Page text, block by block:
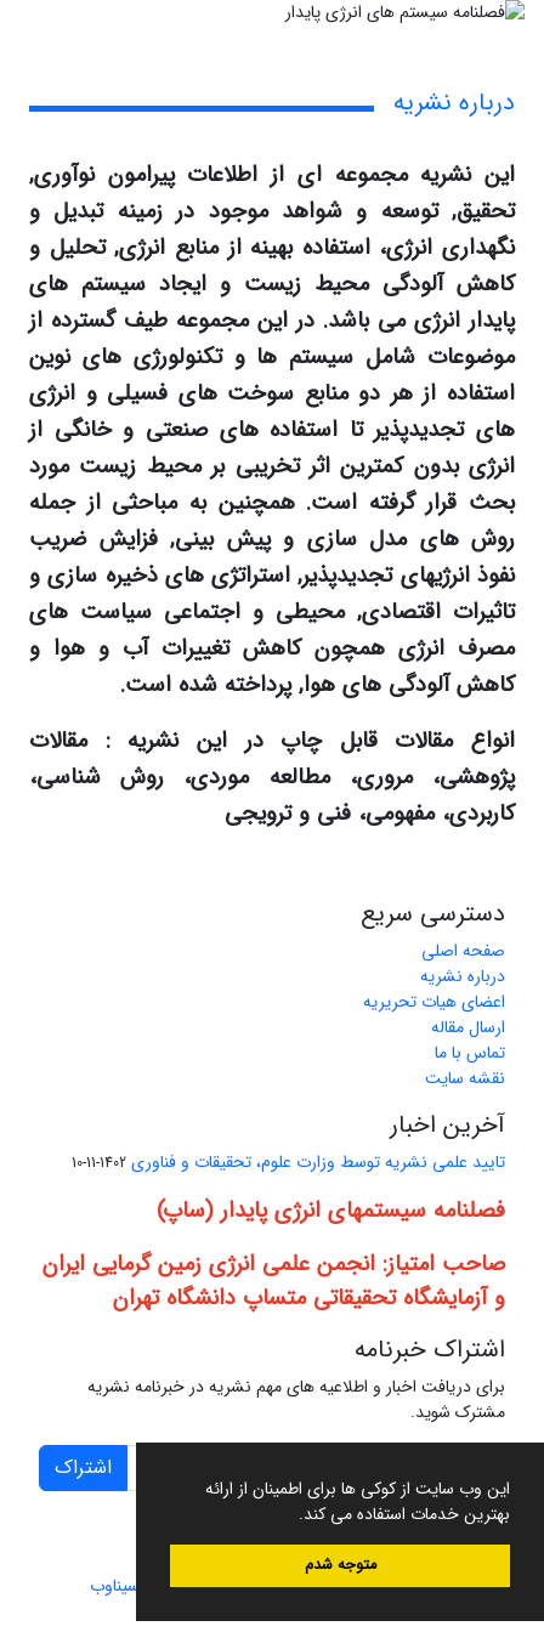
این وب سایت از کوکی ها برای اطمینان از ارائه
بهترین خدمات استفاده می کند.
متوجه شدم
درباره نشریه
این نشریه مجموعه ای از اطلاعات پیرامون نوآوری,
تحقیق, توسعه و شواهد موجود در زمینه تبدیل و
نگهداری انرژی، استفاده بهینه از منابع انرژی, تحلیل و
کاهش آلودگی محیط زیست و ایجاد سیستم های
پایدار انرژی می باشد. در این مجموعه طیف گسترده از
موضوعات شامل سیستم ها و تکنولورژی های نوین
استفاده از هر دو منابع سوخت های فسیلی و انرژی
های تجدیدپذیر تا استفاده های صنعتی و خانگی از
انرژی بدون کمترین اثر تخریبی بر محیط زیست مورد
بحث قرار گرفته است. همچنین به مباحثی از جمله
روش های مدل سازی و پیش بینی, فزایش ضریب
نفوذ انرژیهای تجدیدپذیر, استراتژی های ذخیره سازی و
تاثیرات اقتصادی, محیطی و اجتماعی سیاست های
مصرف انرژی همچون کاهش تغییرات آب و هوا و
کاهش آلودگی های هوا, پرداخته شده است.
انواع مقالات قابل چاپ در این نشریه :مقالات
پژوهشی، مروری، مطالعه موردی، روش شناسی،
کاربردی، مفهومی، فنی و ترویجی
دسترسی سریع
صفحه اصلی
درباره نشریه
اعضای هیات تحریریه
ارسال مقاله
تماس با ما
نقشه سایت
آخرین اخبار
تایید علمی نشریه توسط وزارت علوم، تحقیقات و فناوری 1402-11-10
فصلنامه سیستمهای انرژی پایدار (ساپ)
صاحب امتیاز: انجمن علمی انرژی زمین گرمایی ایران
و آزمایشگاه تحقیقاتی متساپ دانشگاه تهران
اشتراک خبرنامه
برای دریافت اخبار و اطلاعیه های مهم نشریه در خبرنامه نشریه
مشترک شوید.
اشتراک
سامانه مدیریت نشریات علمی.طراحی و پیاده سازی از سیناوب